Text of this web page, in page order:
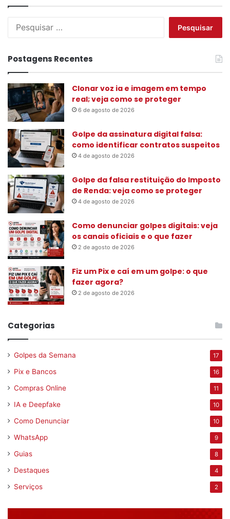
s
a
o
r
Postagens Recentes
Clonar voz ia e imagem em tempo
real; veja como se proteger
6 de agosto de 2026
Golpe da assinatura digital falsa:
como identificar contratos suspeitos
4 de agosto de 2026
Golpe da falsa restituição do Imposto
de Renda: veja como se proteger
4 de agosto de 2026
Como denunciar golpes digitais: veja
os canais oficiais e o que fazer
2 de agosto de 2026
Fiz um Pix e caí em um golpe: o que
fazer agora?
2 de agosto de 2026
Categorias
Golpes da Semana 17
Pix e Bancos 16
Compras Online 11
IA e Deepfake 10
Como Denunciar 10
WhatsApp 9
Guias 8
Destaques 4
Serviços 2